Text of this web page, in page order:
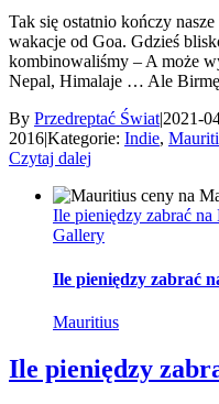
Tak się ostatnio kończy
wakacje od Goa. Gdzieś
kombinowaliśmy – A może
Nepal, Himalaje … Ale
By Przedreptać Świat|2021-
2016Kategorie: Indie,
Czytaj dalej
Ile pieniędzy zabrać na
Gallery
Ile pieniędzy zabrać
Mauritius
Ile pieniędzy